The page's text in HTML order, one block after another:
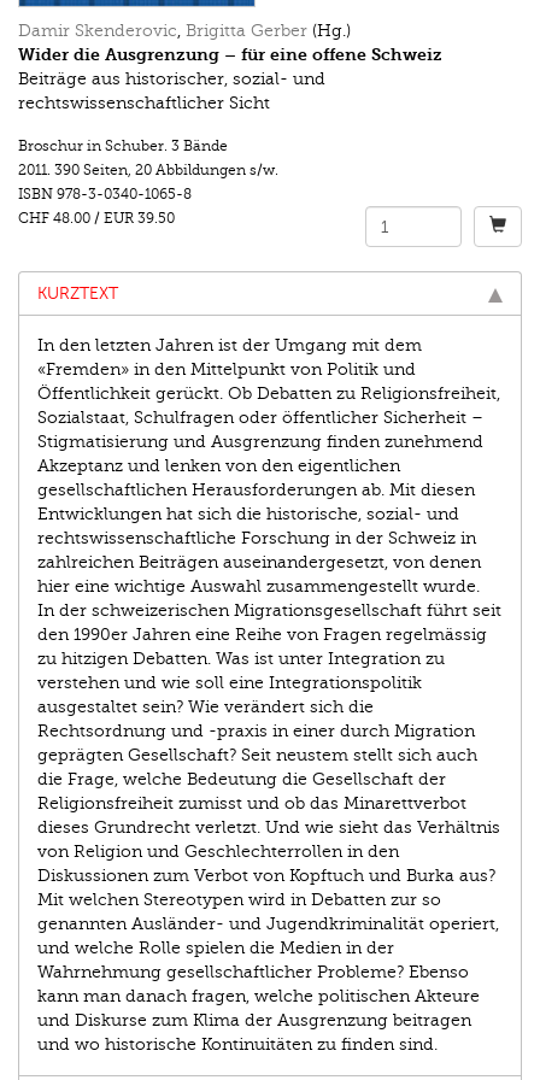
Damir Skenderovic, Brigitta Gerber (Hg.)
Wider die Ausgrenzung – für eine offene Schweiz
Beiträge aus historischer, sozial- und
rechtswissenschaftlicher Sicht
Broschur in Schuber. 3 Bände
2011. 390 Seiten, 20 Abbildungen s/w.
ISBN 978-3-0340-1065-8
CHF 48.00 / EUR 39.50
KURZTEXT
In den letzten Jahren ist der Umgang mit dem
«Fremden» in den Mittelpunkt von Politik und
Öffentlichkeit gerückt. Ob Debatten zu Religionsfreiheit,
Sozialstaat, Schulfragen oder öffentlicher Sicherheit –
Stigmatisierung und Ausgrenzung finden zunehmend
Akzeptanz und lenken von den eigentlichen
gesellschaftlichen Herausforderungen ab. Mit diesen
Entwicklungen hat sich die historische, sozial- und
rechtswissenschaftliche Forschung in der Schweiz in
zahlreichen Beiträgen auseinandergesetzt, von denen
hier eine wichtige Auswahl zusammengestellt wurde.
In der schweizerischen Migrationsgesellschaft führt seit
den 1990er Jahren eine Reihe von Fragen regelmässig
zu hitzigen Debatten. Was ist unter Integration zu
verstehen und wie soll eine Integrationspolitik
ausgestaltet sein? Wie verändert sich die
Rechtsordnung und -praxis in einer durch Migration
geprägten Gesellschaft? Seit neustem stellt sich auch
die Frage, welche Bedeutung die Gesellschaft der
Religionsfreiheit zumisst und ob das Minarettverbot
dieses Grundrecht verletzt. Und wie sieht das Verhältnis
von Religion und Geschlechterrollen in den
Diskussionen zum Verbot von Kopftuch und Burka aus?
Mit welchen Stereotypen wird in Debatten zur so
genannten Ausländer- und Jugendkriminalität operiert,
und welche Rolle spielen die Medien in der
Wahrnehmung gesellschaftlicher Probleme? Ebenso
kann man danach fragen, welche politischen Akteure
und Diskurse zum Klima der Ausgrenzung beitragen
und wo historische Kontinuitäten zu finden sind.